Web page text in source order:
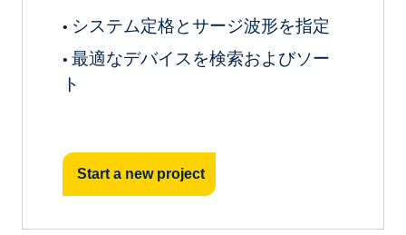
• システム定格とサージ波形を指定
• 最適なデバイスを検索およびソー
ト
Start a new project